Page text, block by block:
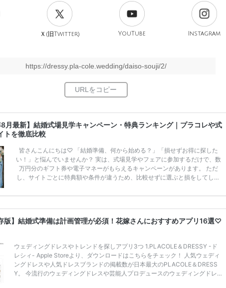
Ｘ(旧Twitter) YouTube Instagram
https://dressy.pla-cole.wedding/daiso-souji/2/
8月最新】結婚式場見学キャンペーン・特典ランキング｜プラコレや式
トを徹底比較
皆さんこんにちは♡ 「結婚準備、何から始める？」「損せずお得に探した
い！」と悩んでいませんか？ 実は、式場見学やフェアに参加するだけで、数
万円分のギフト券や電子マネーがもらえるキャンペーンがあります。 ただ
し、サイトごとに特典額や条件が違うため、比較せずに選ぶと損をしてしま
ンペーン特典ランキングを公開！ 比較サイト：プラコレ、ゼクシィ、ハナユ
補を絞れる「ウェディング診断」か、体験型 […]続きを読む
版】結婚式準備は計画管理が必須！花嫁さんにおすすめアプリ16選♡
ウェディングドレスやトレンドを探しアプリ3つ 1.PLACOLE＆DRESSY -ド
レシィ- Apple Storeより、ダウンロードはこちらをチェック！ 人気ウェディ
ングドレスや人気ドレスブランドの掲載数が日本最大のPLACOLE＆DRESS
Y。 今流行のウェディングドレスや芸能人プロデュースのウェディングドレ